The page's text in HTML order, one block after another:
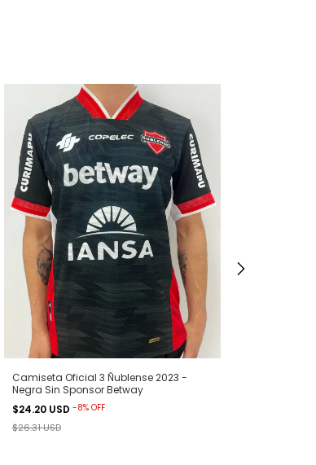
Camiseta Oficial 3 Ñublense 2023 -
Negra Sin Sponsor Betway
$24.20 USD -8% OFF
$26.31 USD